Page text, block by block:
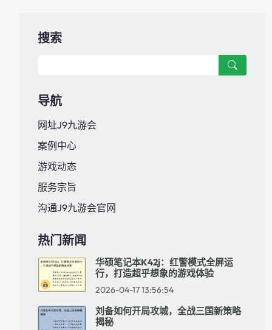
搜索
导航
网址J9九游会
案例中心
游戏动态
服务宗旨
沟通J9九游会官网
热门新闻
华硕笔记本k42j：红警模式全屏运
行，打造超乎想象的游戏体验
2026-04-17 13:56:54
刘备如何开局攻城，全战三国新策略
揭秘